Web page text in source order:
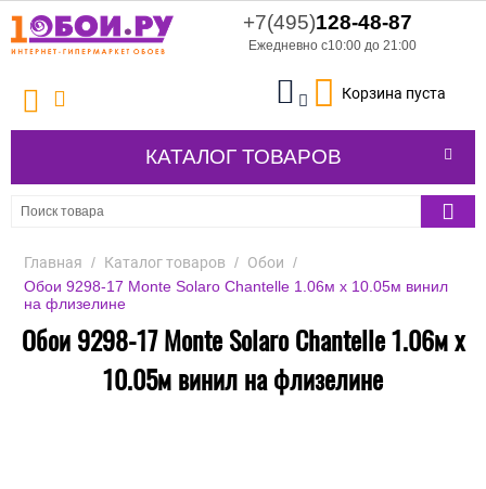
+7(495)128-48-87
Ежедневно с10:00 до 21:00
Корзина пуста
КАТАЛОГ ТОВАРОВ
Главная / Каталог товаров / Обои /
Обои 9298-17 Monte Solaro Chantelle 1.06м x 10.05м винил
на флизелине
Обои 9298-17 Monte Solaro Chantelle 1.06м x
10.05м винил на флизелине